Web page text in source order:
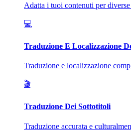
Adatta i tuoi contenuti per
💻
Traduzione E Localizzazione
Traduzione e localizzazione
🎬
Traduzione Dei Sottotitoli
Traduzione accurata e